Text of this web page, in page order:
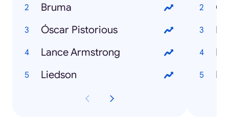
Bruma
Óscar Pistorious
Lance Armstrong
Liedson
I